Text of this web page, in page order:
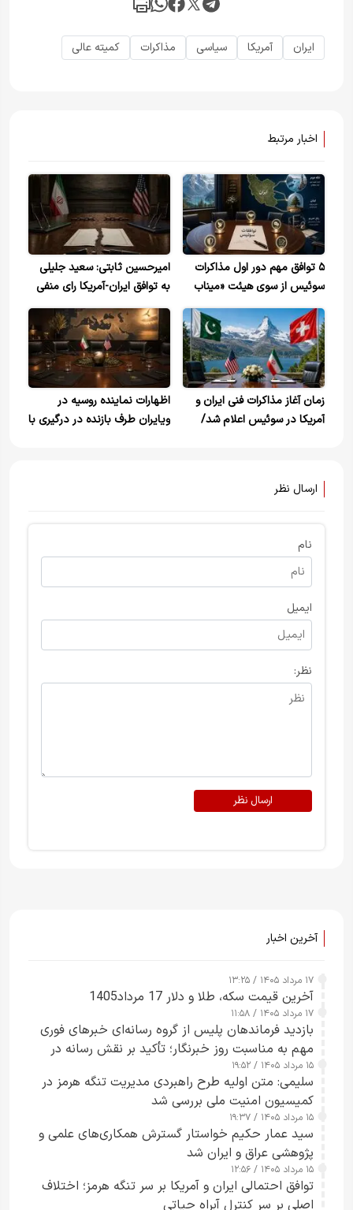
ایران آمریکا سیاسی مذاکرات کمیته عالی
اخبار مرتبط
۵ توافق مهم دور اول مذاکرات
سوئیس از سوی هیئت «میناب
۱۶۸» اعلام شد
امیرحسین ثابتی: سعید جلیلی
به توافق ایران-آمریکا رای منفی
داد؛ آمریکا حتما نقض عهد
خواهد کرد+ ویدیو
زمان آغاز مذاکرات فنی ایران و
آمریکا در سوئیس اعلام شد/
اظهارات نماینده روسیه در
ویایران طرف بازنده در درگیری با
ارسال نظر
نام
ایمیل
نظر:
ارسال نظر
آخرین اخبار
۱۷ مرداد ۱۴۰۵ / ۱۳:۲۵
آخرین قیمت سکه، طلا و دلار 17 مرداد1405
۱۷ مرداد ۱۴۰۵ / ۱۱:۵۸
بازدید فرماندهان پلیس از گروه رسانه‌ای خبرهای فوری
مهم به مناسبت روز خبرنگار؛ تأکید بر نقش رسانه در
تقویت امنیت و اعتماد عمومی
۱۵ مرداد ۱۴۰۵ / ۱۹:۵۲
سلیمی: متن اولیه طرح راهبردی مدیریت تنگه هرمز در
کمیسیون امنیت ملی بررسی شد
۱۵ مرداد ۱۴۰۵ / ۱۹:۳۷
سید عمار حکیم خواستار گسترش همکاری‌های علمی و
پژوهشی عراق و ایران شد
۱۵ مرداد ۱۴۰۵ / ۱۲:۵۶
توافق احتمالی ایران و آمریکا بر سر تنگه هرمز؛ اختلاف
اصلی بر سر کنترل آبراه حیاتی